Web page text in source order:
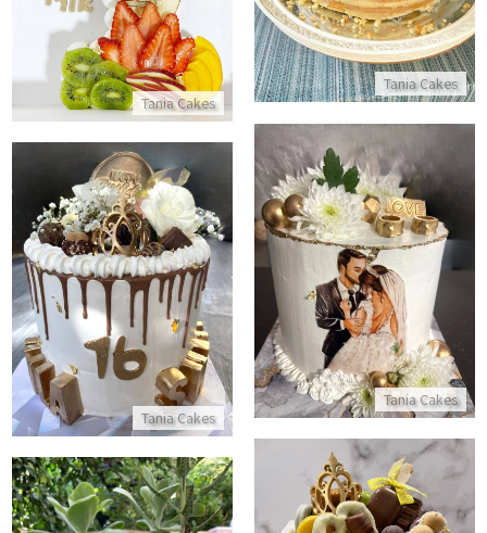
Tania Cakes
Tania Cakes
התקשר/י
Tania Cakes
עוגת חתונה עם טבעות
התקשר/י
Tania Cakes
עוגת יום הולדת 16
התקשר/י